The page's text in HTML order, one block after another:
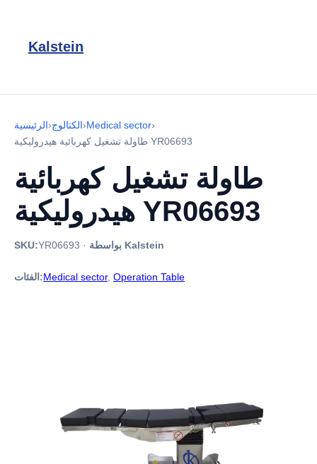
Kalstein
الرئيسية›الكتالوج›Medical sector›
طاولة تشغيل كهربائية هيدروليكية YR06693
طاولة تشغيل كهربائية
هيدروليكية YR06693
SKU:YR06693 · بواسطة Kalstein
الفئات:Medical sector, Operation Table